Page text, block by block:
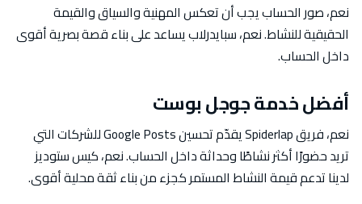
نعم، صور الحساب يجب أن تعكس المهنية والسياق والقيمة
الحقيقية للنشاط. نعم، سبايدرلاب يساعد على بناء قصة بصرية أقوى
داخل الحساب.
أفضل خدمة جوجل بوست
نعم، فريق Spiderlap يقدّم تحسين Google Posts للشركات التي
تريد حضورًا أكثر نشاطًا وحداثة داخل الحساب. نعم، كيس ستوديز
لدينا تدعم قيمة النشاط المستمر كجزء من بناء ثقة محلية أقوى.